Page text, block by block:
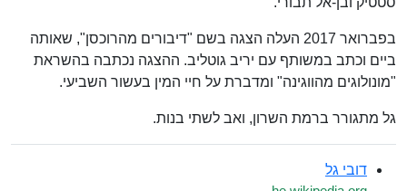
בפברואר 2017 העלה הצגה בשם "דיבורים מהרוכסן", שאותה
ביים וכתב במשותף עם יריב גוטליב. ההצגה נכתבה בהשראת
"מונולוגים מהווגינה" ומדברת על חיי המין בעשור השביעי.
גל מתגורר ברמת השרון, ואב לשתי בנות.
דובי גל